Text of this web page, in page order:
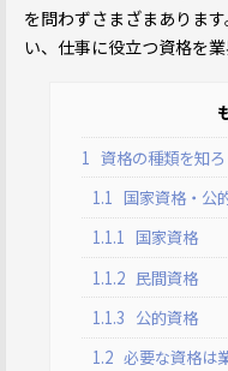
を問わずさまざまありま
い、仕事に役立つ資格を
1
資格の種類を知ろ
1.1 国家資格・公
1.1.1 国家資格
1.1.2 民間資格
1.1.3 公的資格
1.2 必要な資格は